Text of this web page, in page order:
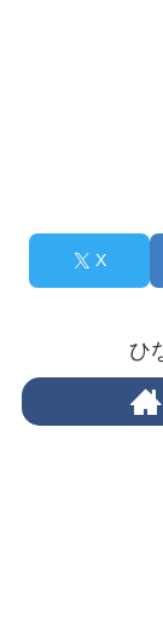
X
ひ